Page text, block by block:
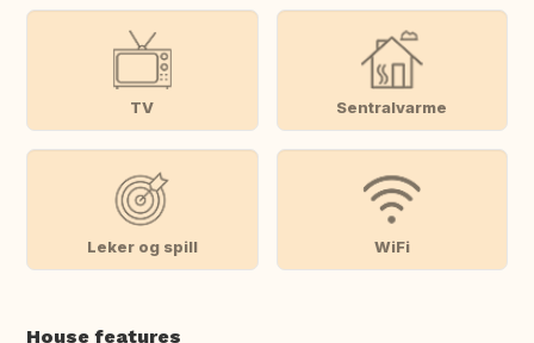
TV Sentralvarme
Leker og spill WiFi
House features